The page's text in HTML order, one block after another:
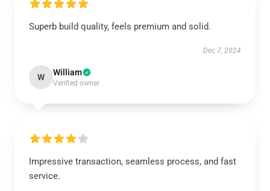
Superb build quality, feels premium and solid.
Dec 7, 2024
W William
Verified owner
Impressive transaction, seamless process, and fast
service.